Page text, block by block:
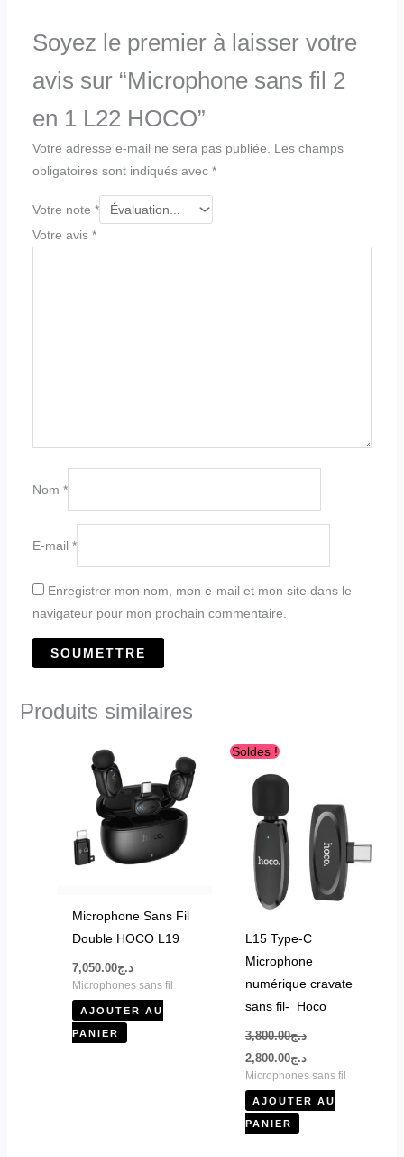
Soyez le premier à laisser votre
avis sur “Microphone sans fil 2
en 1 L22 HOCO”
Votre adresse e-mail ne sera pas publiée.
Les champs
obligatoires sont indiqués avec *
Votre note *
Votre avis *
Nom *
E-mail *
Enregistrer mon nom, mon e-mail et mon site dans le
navigateur pour mon prochain commentaire.
Produits similaires
Microphone Sans Fil
Double HOCO L19
د.ج7,050.00
Microphones sans fil
AJOUTER AU
PANIER
Soldes !
L15 Type-C
Microphone
numérique cravate
sans fil- Hoco
د.ج3,800.00
Le
prix
initial
était :
د.ج2,800.00
Microphones sans fil
AJOUTER AU
PANIER